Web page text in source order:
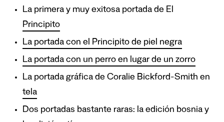
La primera y muy exitosa portada de El
Principito
La portada con el Principito de piel negra
La portada con un perro en lugar de un zorro
La portada gráfica de Coralie Bickford-Smith en
tela
Dos portadas bastante raras: la edición bosnia y